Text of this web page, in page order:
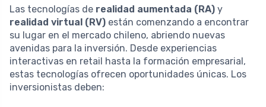
Las tecnologías de realidad aumentada (RA) y
realidad virtual (RV) están comenzando a encontrar
su lugar en el mercado chileno, abriendo nuevas
avenidas para la inversión. Desde experiencias
interactivas en retail hasta la formación empresarial,
estas tecnologías ofrecen oportunidades únicas. Los
inversionistas deben: